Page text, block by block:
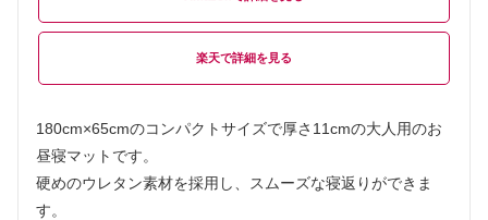
楽天
180cm×65cmのコンパクトサイズで厚さ11cmの大人用のお
昼寝マットです。
硬めのウレタン素材を採用し、スムーズな寝返りができま
す。